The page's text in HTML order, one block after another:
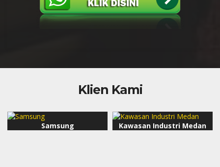
Klien Kami
Samsung Kawasan Industri Medan